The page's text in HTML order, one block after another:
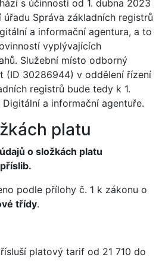
s účinnosti od 1. dubna 2023
Správa základních registrů
a informační agentura, a to
vyplývajících
Služební místo odborný
(ID 30286944) v oddělení řízení
registrů bude tedy k 1.
a informační agentuře.
platu
o složkách platu
podle přílohy č. 1 k zákonu o
třídy.
platový tarif od 21 710 do